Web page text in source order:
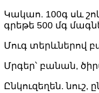
Կակաո. 100գ սև
գրեթե 500 մգ
Մուգ տերևներով
Մրգեր՝ բանան,
Ընկուզեղեն. նուշ,